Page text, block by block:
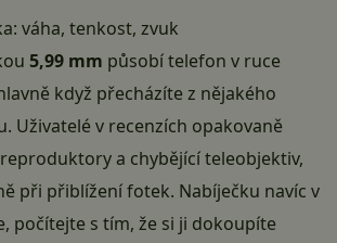
váha, tenkost, zvuk
5,99 mm působí telefon v ruce
když přecházíte z nějakého
Uživatelé v recenzích opakovaně
a chybějící teleobjektiv,
při přiblížení fotek. Nabíječku navíc v
počítejte s tím, že si ji dokoupíte